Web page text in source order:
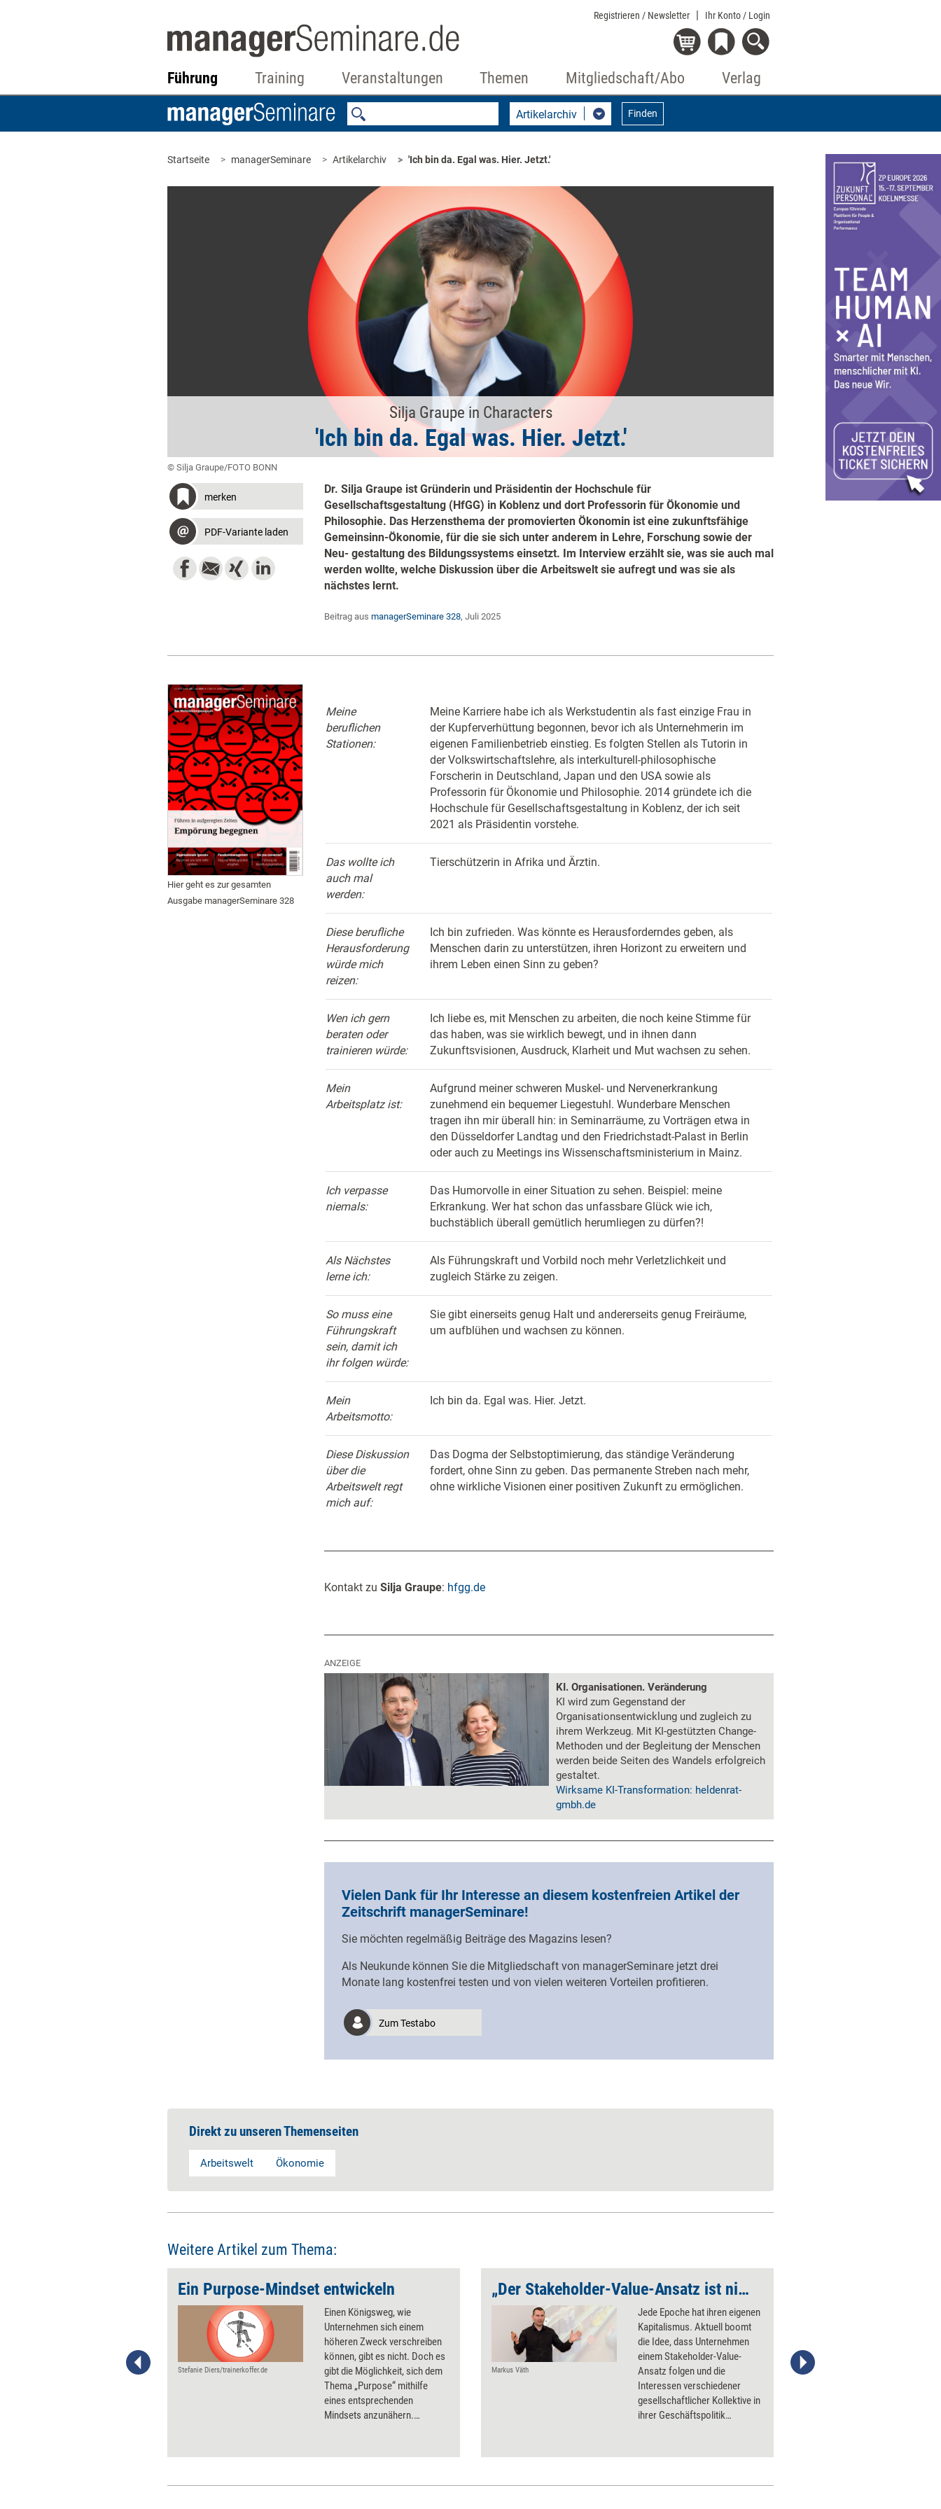
Registrieren / Newsletter Ihr Konto / Login
Führung Training Veranstaltungen Themen Mitgliedschaft/Abo Verlag
Artikelarchiv Finden
Startseite managerSeminare Artikelarchiv 'Ich bin da. Egal was. Hier. Jetzt.'
Silja Graupe in Characters
'Ich bin da. Egal was. Hier. Jetzt.'
© Silja Graupe/FOTO BONN
merken
PDF-Variante laden
Dr. Silja Graupe ist Gründerin und Präsidentin der Hochschule für
Gesellschaftsgestaltung (HfGG) in Koblenz und dort Professorin für Ökonomie und
Philosophie. Das Herzensthema der promovierten Ökonomin ist eine zukunftsfähige
Gemeinsinn-Ökonomie, für die sie sich unter anderem in Lehre, Forschung sowie der
Neu- gestaltung des Bildungssystems einsetzt. Im Interview erzählt sie, was sie auch mal
werden wollte, welche Diskussion über die Arbeitswelt sie aufregt und was sie als
nächstes lernt.
Beitrag aus managerSeminare 328, Juli 2025
Hier geht es zur gesamten
Ausgabe managerSeminare 328
Meine
beruflichen
Stationen:
Meine Karriere habe ich als Werkstudentin als fast einzige Frau in
der Kupferverhüttung begonnen, bevor ich als Unternehmerin im
eigenen Familienbetrieb einstieg. Es folgten Stellen als Tutorin in
der Volkswirtschaftslehre, als interkulturell-philosophische
Forscherin in Deutschland, Japan und den USA sowie als
Professorin für Ökonomie und Philosophie. 2014 gründete ich die
Hochschule für Gesellschaftsgestaltung in Koblenz, der ich seit
2021 als Präsidentin vorstehe.
Das wollte ich
auch mal
werden:
Tierschützerin in Afrika und Ärztin.
Diese berufliche
Herausforderung
würde mich
reizen:
Ich bin zufrieden. Was könnte es Herausforderndes geben, als
Menschen darin zu unterstützen, ihren Horizont zu erweitern und
ihrem Leben einen Sinn zu geben?
Wen ich gern
beraten oder
trainieren würde:
Ich liebe es, mit Menschen zu arbeiten, die noch keine Stimme für
das haben, was sie wirklich bewegt, und in ihnen dann
Zukunftsvisionen, Ausdruck, Klarheit und Mut wachsen zu sehen.
Mein
Arbeitsplatz ist:
Aufgrund meiner schweren Muskel- und Nervenerkrankung
zunehmend ein bequemer Liegestuhl. Wunderbare Menschen
tragen ihn mir überall hin: in Seminarräume, zu Vorträgen etwa in
den Düsseldorfer Landtag und den Friedrichstadt-Palast in Berlin
oder auch zu Meetings ins Wissenschaftsministerium in Mainz.
Ich verpasse
niemals:
Das Humorvolle in einer Situation zu sehen. Beispiel: meine
Erkrankung. Wer hat schon das unfassbare Glück wie ich,
buchstäblich überall gemütlich herumliegen zu dürfen?!
Als Nächstes
lerne ich:
Als Führungskraft und Vorbild noch mehr Verletzlichkeit und
zugleich Stärke zu zeigen.
So muss eine
Führungskraft
sein, damit ich
ihr folgen würde:
Sie gibt einerseits genug Halt und andererseits genug Freiräume,
um aufblühen und wachsen zu können.
Mein
Arbeitsmotto:
Ich bin da. Egal was. Hier. Jetzt.
Diese Diskussion
über die
Arbeitswelt regt
mich auf:
Das Dogma der Selbstoptimierung, das ständige Veränderung
fordert, ohne Sinn zu geben. Das permanente Streben nach mehr,
ohne wirkliche Visionen einer positiven Zukunft zu ermöglichen.
Kontakt zu Silja Graupe: hfgg.de
ANZEIGE
KI. Organisationen. Veränderung
KI wird zum Gegenstand der
Organisationsentwicklung und zugleich zu
ihrem Werkzeug. Mit KI-gestützten Change-
Methoden und der Begleitung der Menschen
werden beide Seiten des Wandels erfolgreich
gestaltet.
Wirksame KI-Transformation: heldenrat-
gmbh.de
Vielen Dank für Ihr Interesse an diesem kostenfreien Artikel der
Zeitschrift managerSeminare!
Sie möchten regelmäßig Beiträge des Magazins lesen?
Als Neukunde können Sie die Mitgliedschaft von managerSeminare jetzt drei
Monate lang kostenfrei testen und von vielen weiteren Vorteilen profitieren.
Zum Testabo
Direkt zu unseren Themenseiten
Arbeitswelt Ökonomie
Weitere Artikel zum Thema:
Ein Purpose-Mindset entwickeln
Stefanie Diers/trainerkoffer.de
Einen Königsweg, wie
Unternehmen sich einem
höheren Zweck verschreiben
können, gibt es nicht. Doch es
gibt die Möglichkeit, sich dem
Thema „Purpose“ mithilfe
eines entsprechenden
Mindsets anzunähern.
„Der Stakeholder-Value-Ansatz ist nicht zu Ende gedacht“
Markus Väth
Jede Epoche hat ihren eigenen
Kapitalismus. Aktuell boomt
die Idee, dass Unternehmen
einem Stakeholder-Value-
Ansatz folgen und die
Interessen verschiedener
gesellschaftlicher Kollektive in
ihrer Geschäftspolitik
Ende gedacht – und das ist ein
Co-Founder des Think Tanks